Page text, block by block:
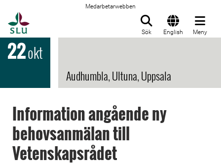
Medarbetarwebben
Sök English Meny
22okt
Audhumbla, Ultuna, Uppsala
Information angående ny
behovsanmälan till
Vetenskapsrådet